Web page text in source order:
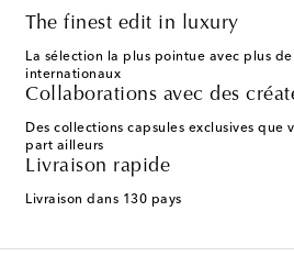
The finest edit in luxury
La sélection la plus pointue avec plus
internationaux
Collaborations avec des
Des collections capsules exclusives que
part ailleurs
Livraison rapide
Livraison dans 130 pays